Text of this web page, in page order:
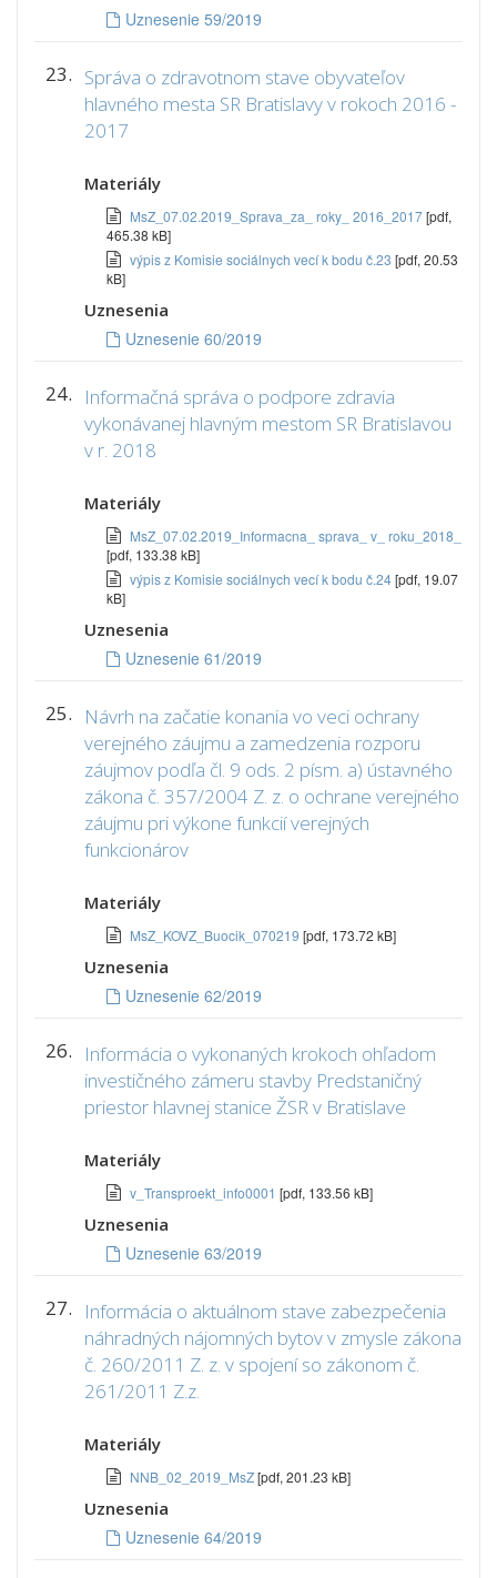
Uznesenie 59/2019
23. Správa o zdravotnom stave obyvateľov
hlavného mesta SR Bratislavy v rokoch 2016 -
2017
Materiály
MsZ_07.02.2019_Sprava_za_ roky_ 2016_2017[pdf,
465.38 kB]
výpis z Komisie sociálnych vecí k bodu č.23 [pdf, 20.53
kB]
Uznesenia
Uznesenie 60/2019
24.
Informačná správa o podpore zdravia
vykonávanej hlavným mestom SR Bratislavou
v r. 2018
Materiály
MsZ_07.02.2019_Informacna_ sprava_ v_ roku_2018_
[pdf, 133.38 kB]
výpis z Komisie sociálnych vecí k bodu č.24[pdf, 19.07
kB]
Uznesenia
Uznesenie 61/2019
25.
Návrh na začatie konania vo veci ochrany
verejného záujmu a zamedzenia rozporu
záujmov podľa čl. 9 ods. 2 písm. a) ústavného
zákona č. 357/2004 Z. z. o ochrane verejného
záujmu pri výkone funkcií verejných
funkcionárov
Materiály
MsZ_KOVZ_Buocik_070219 [pdf, 173.72 kB]
Uznesenia
Uznesenie 62/2019
26.
Informácia o vykonaných krokoch ohľadom
investičného zámeru stavby Predstaničný
priestor hlavnej stanice ŽSR v Bratislave
Materiály
v_Transproekt_info0001 [pdf, 133.56 kB]
Uznesenia
Uznesenie 63/2019
27.
Informácia o aktuálnom stave zabezpečenia
náhradných nájomných bytov v zmysle zákona
č. 260/2011 Z. z. v spojení so zákonom č.
261/2011 Z.z.
Materiály
NNB_02_2019_MsZ[pdf, 201.23 kB]
Uznesenia
Uznesenie 64/2019